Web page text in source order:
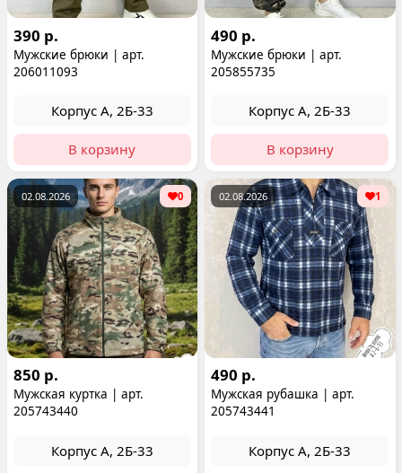
390 р.
Мужские брюки | арт.
206011093
Корпус А, 2Б-33
В корзину
490 р.
Мужские брюки | арт.
205855735
Корпус А, 2Б-33
В корзину
02.08.2026 0
850 р.
Мужская куртка | арт.
205743440
Корпус А, 2Б-33
02.08.2026 1
490 р.
Мужская рубашка | арт.
205743441
Корпус А, 2Б-33